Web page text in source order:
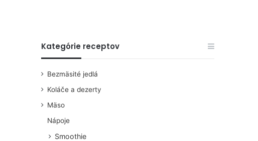
Kategórie receptov
Bezmäsité jedlá
Koláče a dezerty
Mäso
Nápoje
Smoothie